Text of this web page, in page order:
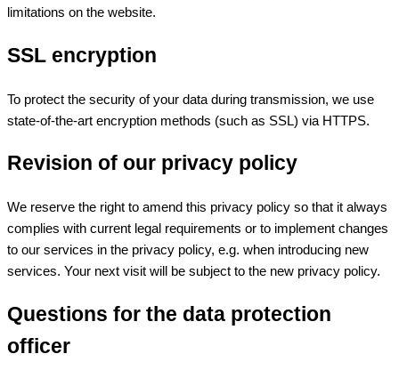
limitations on the website.
SSL encryption
To protect the security of your data during transmission, we use
state-of-the-art encryption methods (such as SSL) via HTTPS.
Revision of our privacy policy
We reserve the right to amend this privacy policy so that it always
complies with current legal requirements or to implement changes
to our services in the privacy policy, e.g. when introducing new
services. Your next visit will be subject to the new privacy policy.
Questions for the data protection
officer